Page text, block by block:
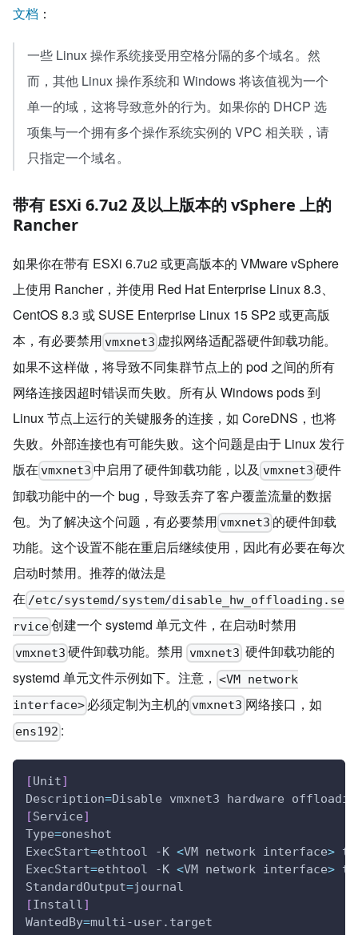
文档 ：
一些 Linux 操作系统接受用空格分隔的多个域名。然
而，其他 Linux 操作系统和 Windows 将该值视为一个
单一的域，这将导致意外的行为。如果你的 DHCP 选
项集与一个拥有多个操作系统实例的 VPC 相关联，请
只指定一个域名。
带有 ESXi 6.7u2 及以上版本的 vSphere 上的
Rancher
如果你在带有 ESXi 6.7u2 或更高版本的 VMware vSphere
上使用 Rancher，并使用 Red Hat Enterprise Linux 8.3、
CentOS 8.3 或 SUSE Enterprise Linux 15 SP2 或更高版
本，有必要禁用 vmxnet3 虚拟网络适配器硬件卸载功能。
如果不这样做，将导致不同集群节点上的 pod 之间的所有
网络连接因超时错误而失败。所有从 Windows pods 到
Linux 节点上运行的关键服务的连接，如 CoreDNS，也将
失败。外部连接也有可能失败。这个问题是由于 Linux 发行
版在 vmxnet3 中启用了硬件卸载功能，以及 vmxnet3 硬件
卸载功能中的一个 bug，导致丢弃了客户覆盖流量的数据
包。为了解决这个问题，有必要禁用 vmxnet3 的硬件卸载
功能。这个设置不能在重启后继续使用，因此有必要在每次
启动时禁用。推荐的做法是
在 /etc/systemd/system/disable_hw_offloading.se
rvice创建一个 systemd 单元文件，在启动时禁用
vmxnet3 硬件卸载功能。禁用 vmxnet3 硬件卸载功能的
systemd 单元文件示例如下。注意， <VM network
interface> 必须定制为主机的 vmxnet3 网络接口，如
ens192 :
[Unit]
Description=Disable vmxnet3 hardware
[Service]
Type=oneshot
ExecStart=ethtool -K <VM network interface>
ExecStart=ethtool -K <VM network interface>
StandardOutput=journal
[Install]
WantedBy=multi-user.target